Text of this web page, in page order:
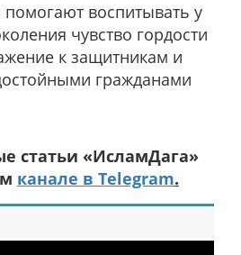
воспитывать у
чувство гордости
к защитникам и
гражданами
статьи «ИсламДага»
канале в Telegram.